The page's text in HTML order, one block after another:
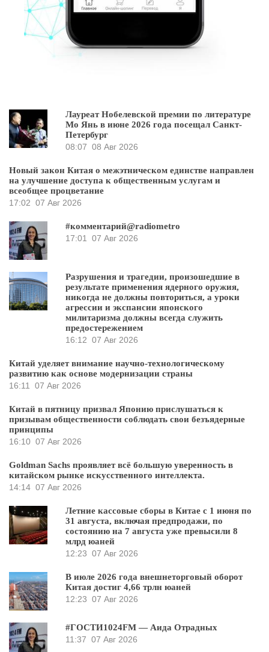
Лауреат Нобелевской премии по литературе
Мо Янь в июне 2026 года посещал Санкт-
Петербург
08:07 08 Авг 2026
Новый закон Китая о межэтническом единстве направлен
на улучшение доступа к общественным услугам и
всеобщее процветание
17:02 07 Авг 2026
#комментарий@radiometro
17:01
07 Авг 2026
Разрушения и трагедии, произошедшие в
результате применения ядерного оружия,
никогда не должны повториться, а уроки
агрессии и экспансии японского
милитаризма должны всегда служить
предостережением
16:12 07 Авг 2026
Китай уделяет внимание научно-технологическому
развитию как основе модернизации страны
16:11
07 Авг 2026
Китай в пятницу призвал Японию прислушаться к
призывам общественности соблюдать свои безъядерные
принципы
16:10 07 Авг 2026
Goldman Sachs проявляет всё большую уверенность в
китайском рынке искусственного интеллекта.
14:14 07 Авг 2026
Летние кассовые сборы в Китае с 1 июня по
31 августа, включая предпродажи, по
состоянию на 7 августа уже превысили 8
млрд юаней
12:23 07 Авг 2026
В июле 2026 года внешнеторговый оборот
Китая достиг 4,66 трлн юаней
12:23 07 Авг 2026
#ГОСТИ1024FM — Аида Отрадных
11:37 07 Авг 2026